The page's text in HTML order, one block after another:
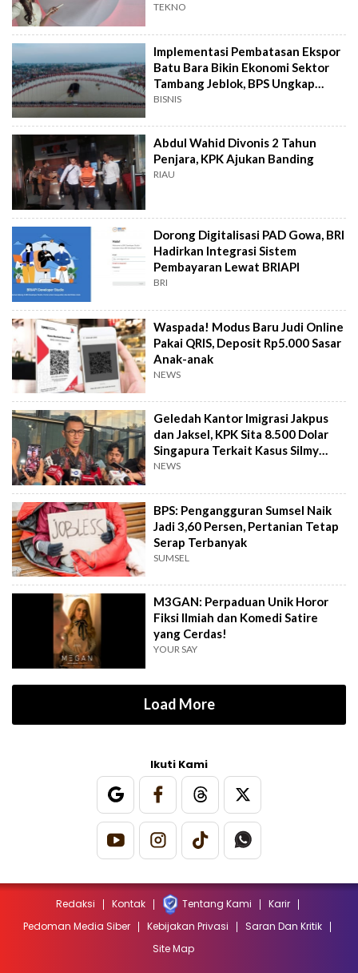
TEKNO
Implementasi Pembatasan Ekspor
Batu Bara Bikin Ekonomi Sektor
Tambang Jeblok, BPS Ungkap
Angkanya
BISNIS
Abdul Wahid Divonis 2 Tahun
Penjara, KPK Ajukan Banding
RIAU
Dorong Digitalisasi PAD Gowa, BRI
Hadirkan Integrasi Sistem
Pembayaran Lewat BRIAPI
BRI
Waspada! Modus Baru Judi Online
Pakai QRIS, Deposit Rp5.000 Sasar
Anak-anak
NEWS
Geledah Kantor Imigrasi Jakpus
dan Jaksel, KPK Sita 8.500 Dolar
Singapura Terkait Kasus Silmy
Karim
NEWS
BPS: Pengangguran Sumsel Naik
Jadi 3,60 Persen, Pertanian Tetap
Serap Terbanyak
SUMSEL
M3GAN: Perpaduan Unik Horor
Fiksi Ilmiah dan Komedi Satire
yang Cerdas!
YOUR SAY
Load More
Ikuti Kami
Redaksi Kontak Tentang Kami
Karir
Pedoman Media Siber
Kebijakan Privasi
Saran Dan Kritik
Site Map